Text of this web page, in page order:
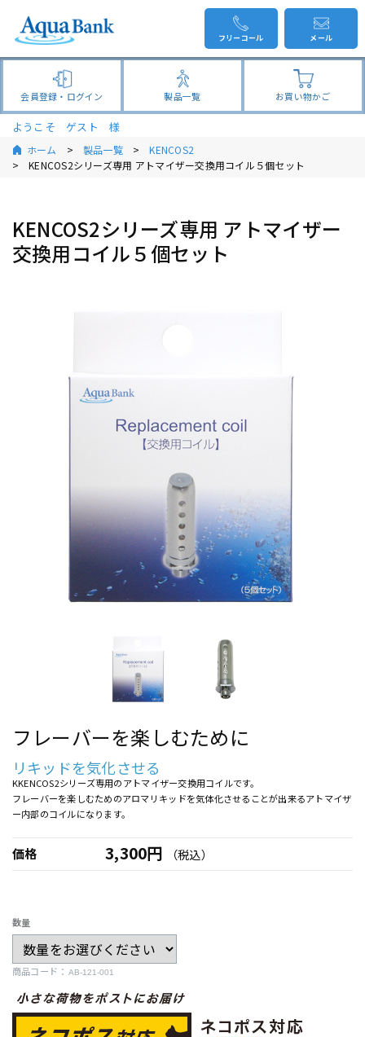
製品一覧
会員登録・ログイン お買い物かご
フリーコール メール
ようこそ ゲスト 様
ホーム 製品一覧
KENCOS2
KENCOS2シリーズ専用 アトマイザー交換用コイル５個セット
KENCOS2シリーズ専用 アトマイザー
交換用コイル５個セット
フレーバーを楽しむために
リキッドを気化させる
KKENCOS2シリーズ専用のアトマイザー交換用コイルです。
フレーバーを楽しむためのアロマリキッドを気体化させることが出来るアトマイザ
ー内部のコイルになります。
価格 3,300円 （税込）
数量
商品コード：